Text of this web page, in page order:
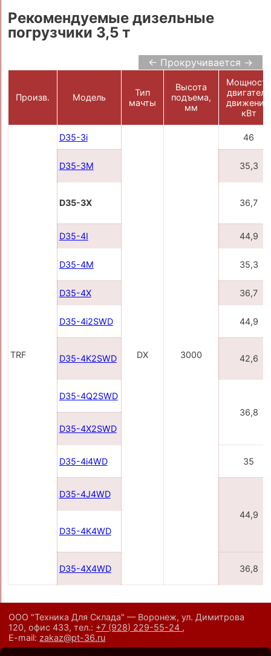
Рекомендуемые дизельные
погрузчики 3,5 т
← Прокручивается →
Произв. Модель
Тип
мачты
Высота
подъема,
мм
Мощность
двигателя
движения,
кВт
TRF
D35-3i
DX 3000
46
D35-3M 35,3
D35-3X 36,7
D35-4I 44,9
D35-4M 35,3
D35-4X 36,7
D35-4i2SWD 44,9
D35-4K2SWD 42,6
D35-4Q2SWD
36,8
D35-4X2SWD
D35-4i4WD 35
D35-4J4WD
44,9
D35-4K4WD
D35-4X4WD 36,8
ООО "Техника Для Склада" — Воронеж, ул. Димитрова
120, офис 433,тел.: +7 (928) 229-55-24 ,
E-mail: zakaz@pt-36.ru